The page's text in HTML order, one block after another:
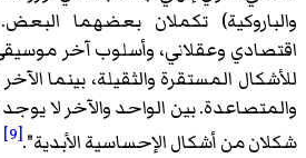
والباروكية) تكملان بعضهما
اقتصادي وعقلاني، وأسلوب آخر
للأشكال المستقرة والثقيلة، بينما
والمتصاعدة. بين الواحد والآخر لا
شكلان من أشكال الإحساسية الأبدية".[9]